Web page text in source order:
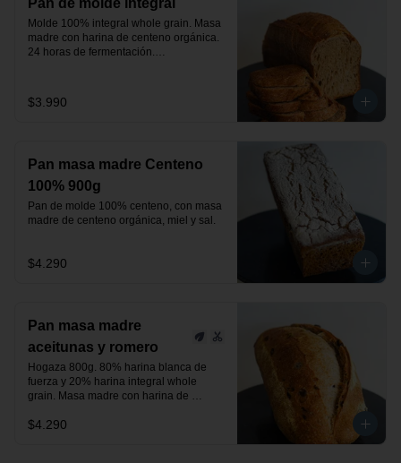
Pan de molde integral
Molde 100% integral whole grain. Masa
madre con harina de centeno orgánica.
24 horas de fermentación.
$3.990
Pan masa madre Centeno
100% 900g
Pan de molde 100% centeno, con masa
madre de centeno orgánica, miel y sal.
$4.290
Pan masa madre
aceitunas y romero
Hogaza 800g. 80% harina blanca de
fuerza y 20% harina integral whole
grain. Masa madre con harina de
verdes y un toque de romero.
$4.290